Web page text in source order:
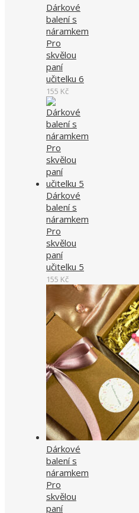
Dárkové
balení s
náramkem
Pro
skvělou
paní
učitelku 6
155 Kč
Dárkové
balení s
náramkem
Pro
skvělou
paní
učitelku 5
155 Kč
Dárkové
balení s
náramkem
Pro
skvělou
paní